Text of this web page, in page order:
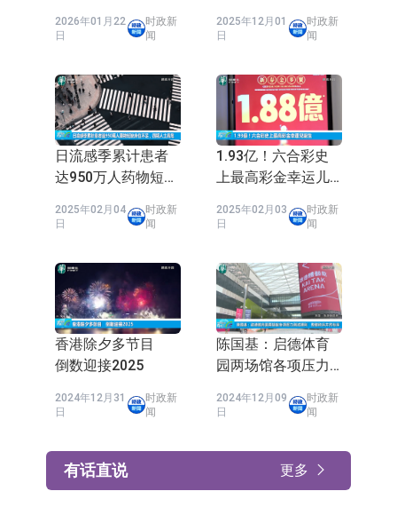
场为主 并已取得欧美相关认证
上交所：财通多策略福鑫定期开放灵
活配置混合型发起式证券投资基金临
时停牌
上交所：景顺长城全球半导体芯片产
业股票型证券投资基金临时停牌
【异动股】港股跌幅榜前十，卡森国
际(00496.HK)跌22.40%，九福来
(08611.HK)跌21.01%
【异动股】港股涨幅榜前十，拿森科
技(02261.HK)涨+75.05%，辰兴发展
(02286.HK)涨+64.91%
神火股份：新疆神火铝水转化率已
100%
【异动股】焦炭Ⅲ板块下挫，陕西黑
猫(601015.CN)跌8.38%
浙江证监局对财通证券股份有限公司
采取出具警示函措施
山金国际：港股上市工作正常推进中
【异动股】港股跌幅榜前十，九福来
(08611.HK)跌21.43%，天瑞汽车内饰
(06162.HK)跌18.44%
节一览
2026年01月22
日
时政新
闻
有单位结构损坏较
2025年12月01
日
时政新
闻
日流感季累计患者
达950万人药物短缺
士高危
2025年02月04
日
时政新
闻
1.93亿！六合彩史
上最高彩金幸运儿
2025年02月03
日
时政新
闻
香港除夕多节目
倒数迎接2025
2024年12月31
日
时政新
闻
陈国基：启德体育
园两场馆各项压力
序井然有序
2024年12月09
日
时政新
闻
有话直说 更多